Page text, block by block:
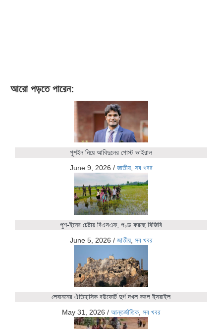
আরো পড়তে পারেন:
পুশইন নিয়ে আবিদুলের পোস্ট ভাইরাল
June 9, 2026 / জাতীয়, সব খবর
পুশ-ইনের চেষ্টায় বিএসএফ, পণ্ড করছে বিজিবি
June 5, 2026 / জাতীয়, সব খবর
লেবাননের ঐতিহাসিক বউফোর্ট দুর্গ দখল করল ইসরাইল
May 31, 2026 / আন্তর্জাতিক, সব খবর